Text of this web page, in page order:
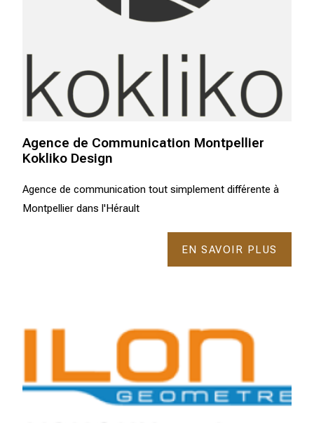
Agence de Communication Montpellier
Kokliko Design
Agence de communication tout simplement différente à
Montpellier dans l'Hérault
EN SAVOIR PLUS